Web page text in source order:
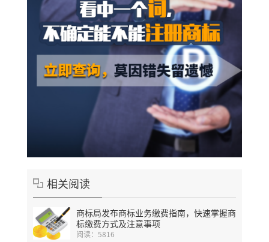
相关阅读
商标局发布商标业务缴费指南，快速掌握商
标缴费方式及注意事项
阅读：5816